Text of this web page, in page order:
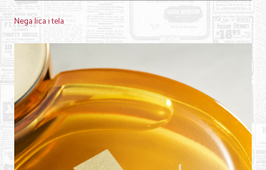
Usluge
Nega lica i tela
Shopping
Sve za venčanje
Sve za decu
Gastronomija
Kuća i bašta
Nega lica i tela